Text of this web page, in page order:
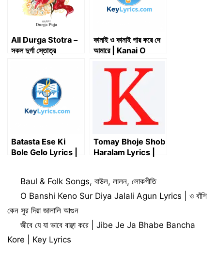
All Durga Stotra –
সকল দুর্গা স্তোত্র
কানাই ও কানাই পার করে দে
আমারে | Kanai O
Amare | Key Lyrics
Batasta Ese Ki
Bole Gelo Lyrics |
Tomay Bhoje Shob
Haralam Lyrics |
Categories
Baul & Folk Songs,বাউল,লালন,লোকগীতি
O Banshi Keno Sur Diya Jalali Agun Lyrics | ও বাঁশি
কেন সুর দিয়া জালালি আগুন
জীবে যে যা ভাবে বাঞ্ছা করে | Jibe Je Ja Bhabe Bancha
Kore | Key Lyrics